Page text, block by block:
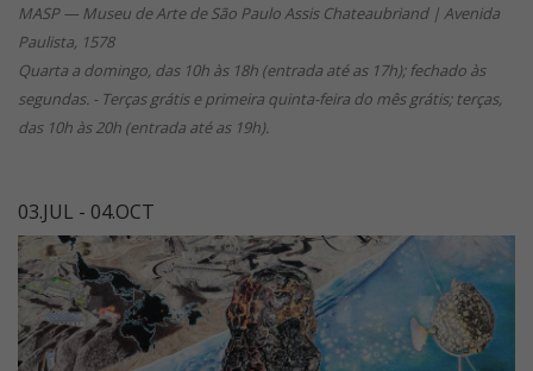
MASP — Museu de Arte de São Paulo Assis Chateaubriand | Avenida
Paulista, 1578
Quarta a domingo, das 10h às 18h (entrada até as 17h); fechado às
segundas. - Terças grátis e primeira quinta-feira do mês grátis; terças,
das 10h às 20h (entrada até as 19h).
03.JUL - 04.OCT